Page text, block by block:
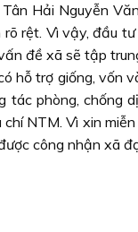
Hải Nguyễn
rõ rệt. Vì vậy, đầu
đề xã sẽ tập
hỗ trợ giống, vốn
tác phòng, chống
NTM. Vì xin
công nhận xã